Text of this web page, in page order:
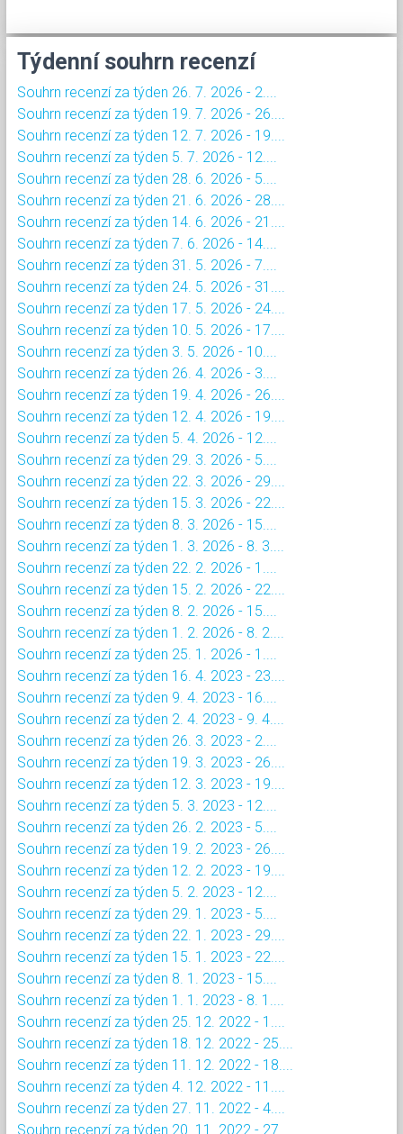
Týdenní souhrn recenzí
Souhrn recenzí za týden 26. 7. 2026 - 2....
Souhrn recenzí za týden 19. 7. 2026 - 26....
Souhrn recenzí za týden 12. 7. 2026 - 19....
Souhrn recenzí za týden 5. 7. 2026 - 12....
Souhrn recenzí za týden 28. 6. 2026 - 5....
Souhrn recenzí za týden 21. 6. 2026 - 28....
Souhrn recenzí za týden 14. 6. 2026 - 21....
Souhrn recenzí za týden 7. 6. 2026 - 14....
Souhrn recenzí za týden 31. 5. 2026 - 7....
Souhrn recenzí za týden 24. 5. 2026 - 31....
Souhrn recenzí za týden 17. 5. 2026 - 24....
Souhrn recenzí za týden 10. 5. 2026 - 17....
Souhrn recenzí za týden 3. 5. 2026 - 10....
Souhrn recenzí za týden 26. 4. 2026 - 3....
Souhrn recenzí za týden 19. 4. 2026 - 26....
Souhrn recenzí za týden 12. 4. 2026 - 19....
Souhrn recenzí za týden 5. 4. 2026 - 12....
Souhrn recenzí za týden 29. 3. 2026 - 5....
Souhrn recenzí za týden 22. 3. 2026 - 29....
Souhrn recenzí za týden 15. 3. 2026 - 22....
Souhrn recenzí za týden 8. 3. 2026 - 15....
Souhrn recenzí za týden 1. 3. 2026 - 8. 3....
Souhrn recenzí za týden 22. 2. 2026 - 1....
Souhrn recenzí za týden 15. 2. 2026 - 22....
Souhrn recenzí za týden 8. 2. 2026 - 15....
Souhrn recenzí za týden 1. 2. 2026 - 8. 2....
Souhrn recenzí za týden 25. 1. 2026 - 1....
Souhrn recenzí za týden 16. 4. 2023 - 23....
Souhrn recenzí za týden 9. 4. 2023 - 16....
Souhrn recenzí za týden 2. 4. 2023 - 9. 4....
Souhrn recenzí za týden 26. 3. 2023 - 2....
Souhrn recenzí za týden 19. 3. 2023 - 26....
Souhrn recenzí za týden 12. 3. 2023 - 19....
Souhrn recenzí za týden 5. 3. 2023 - 12....
Souhrn recenzí za týden 26. 2. 2023 - 5....
Souhrn recenzí za týden 19. 2. 2023 - 26....
Souhrn recenzí za týden 12. 2. 2023 - 19....
Souhrn recenzí za týden 5. 2. 2023 - 12....
Souhrn recenzí za týden 29. 1. 2023 - 5....
Souhrn recenzí za týden 22. 1. 2023 - 29....
Souhrn recenzí za týden 15. 1. 2023 - 22....
Souhrn recenzí za týden 8. 1. 2023 - 15....
Souhrn recenzí za týden 1. 1. 2023 - 8. 1....
Souhrn recenzí za týden 25. 12. 2022 - 1....
Souhrn recenzí za týden 18. 12. 2022 - 25....
Souhrn recenzí za týden 11. 12. 2022 - 18....
Souhrn recenzí za týden 4. 12. 2022 - 11....
Souhrn recenzí za týden 27. 11. 2022 - 4....
Souhrn recenzí za týden 20. 11. 2022 - 27....